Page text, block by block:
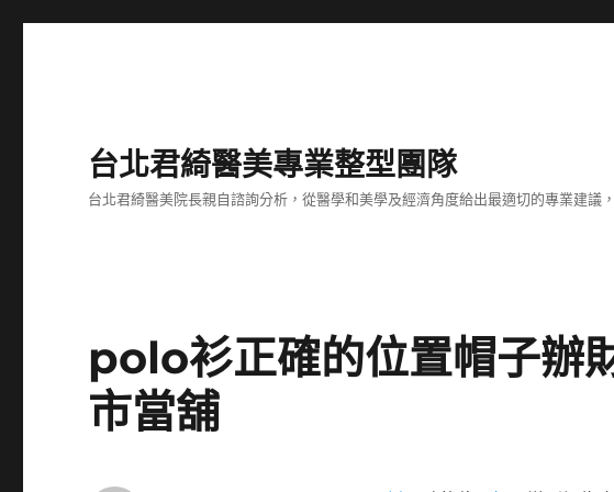
台北君綺醫美專業整型團隊
台北君綺醫美院長親自諮詢分析，從醫學和美學及經濟角度給出最適切的專業建議
polo衫正確的位置帽子辦
市當舖